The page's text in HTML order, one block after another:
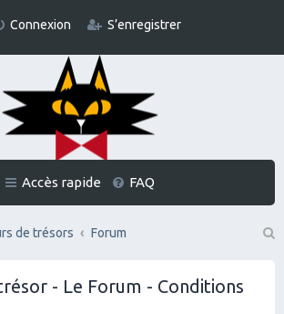
Connexion S’enregistrer
Accès rapide FAQ
de trésors
Forum
- Le Forum - Conditions